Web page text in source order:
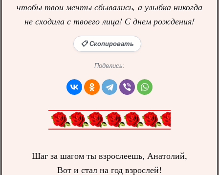
чтобы твои мечты сбывались, а улыбка никогда
не сходила с твоего лица! С днем рождения!
📋 Скопировать
Поделись:
Шаг за шагом ты взрослеешь, Анатолий,
Вот и стал на год взрослей!